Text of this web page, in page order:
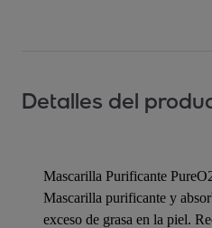
Detalles del
Mascarilla Purificante
Mascarilla purificante y
exceso de grasa en la piel.